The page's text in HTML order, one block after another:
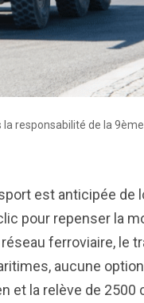
responsabilité de la
est anticipée de
pour repenser la
ferroviaire, le
aucune
et la relève de